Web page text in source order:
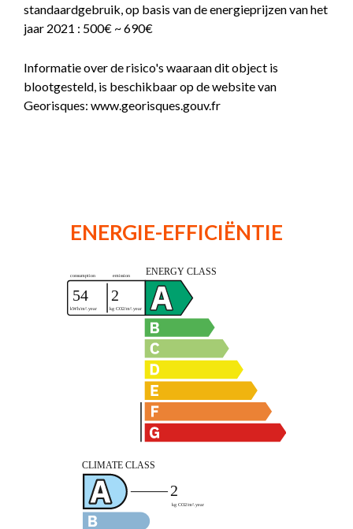
standaardgebruik, op basis van de energieprijzen van het
jaar 2021 : 500€ ~ 690€
Informatie over de risico's waaraan dit object is
blootgesteld, is beschikbaar op de website van
Georisques: www.georisques.gouv.fr
ENERGIE-EFFICIËNTIE